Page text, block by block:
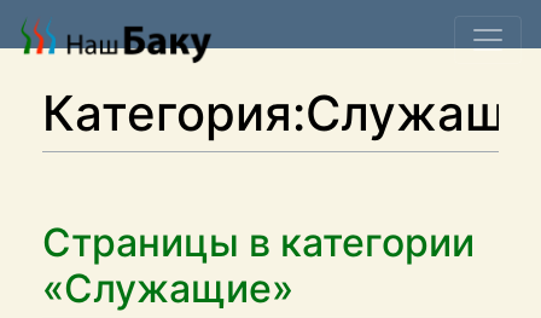
Страницы в категории
«Служащие»